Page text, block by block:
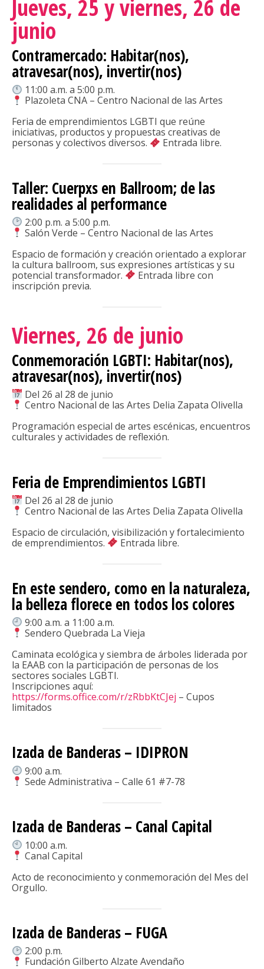
Jueves, 25 y viernes, 26 de
junio
Contramercado: Habitar(nos),
atravesar(nos), invertir(nos)
11:00 a.m. a 5:00 p.m.
Plazoleta CNA – Centro Nacional de las Artes
Feria de emprendimientos LGBTI que reúne
iniciativas, productos y propuestas creativas de
personas y colectivos diversos.
Entrada libre.
Taller: Cuerpxs en Ballroom; de las
realidades al performance
2:00 p.m. a 5:00 p.m.
Salón Verde – Centro Nacional de las Artes
Espacio de formación y creación orientado a explorar
la cultura ballroom, sus expresiones artísticas y su
potencial transformador.
Entrada libre con
inscripción previa.
Viernes, 26 de junio
Conmemoración LGBTI: Habitar(nos),
atravesar(nos), invertir(nos)
Del 26 al 28 de junio
Centro Nacional de las Artes Delia Zapata Olivella
Programación especial de artes escénicas, encuentros
culturales y actividades de reflexión.
Feria de Emprendimientos LGBTI
Del 26 al 28 de junio
Centro Nacional de las Artes Delia Zapata Olivella
Espacio de circulación, visibilización y fortalecimiento
de emprendimientos.
Entrada libre.
En este sendero, como en la naturaleza,
la belleza florece en todos los colores
9:00 a.m. a 11:00 a.m.
Sendero Quebrada La Vieja
Caminata ecológica y siembra de árboles liderada por
la EAAB con la participación de personas de los
sectores sociales LGBTI.
Inscripciones aquí:
https://forms.office.com/r/zRbbKtCJej – Cupos
limitados
Izada de Banderas – IDIPRON
9:00 a.m.
Sede Administrativa – Calle 61 #7-78
Izada de Banderas – Canal Capital
10:00 a.m.
Canal Capital
Acto de reconocimiento y conmemoración del Mes del
Orgullo.
Izada de Banderas – FUGA
2:00 p.m.
Fundación Gilberto Alzate Avendaño